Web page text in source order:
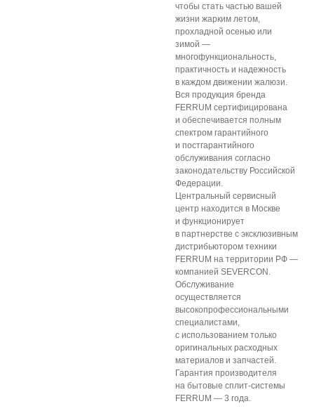
чтобы стать частью вашей
жизни жарким летом,
прохладной осенью или
зимой —
многофункциональность,
практичность и надежность
в каждом движении жалюзи.
Вся продукция бренда
FERRUM сертифицирована
и обеспечивается полным
спектром гарантийного
и постгарантийного
обслуживания согласно
законодательству Российской
Федерации.
Центральный сервисный
центр находится в Москве
и функционирует
в партнерстве с эксклюзивным
дистрибьютором техники
FERRUM на территории РФ —
компанией SEVERCON.
Обслуживание
осуществляется
высокопрофессиональными
специалистами,
с использованием только
оригинальных расходных
материалов и запчастей.
Гарантия производителя
на бытовые сплит-системы
FERRUM — 3 года.